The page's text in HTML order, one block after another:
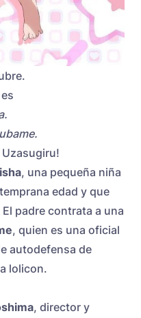
Uzasugiru!
, una pequeña niña
edad y que
padre contrata a una
, quien es una oficial
autodefensa de
lolicon.
, director y